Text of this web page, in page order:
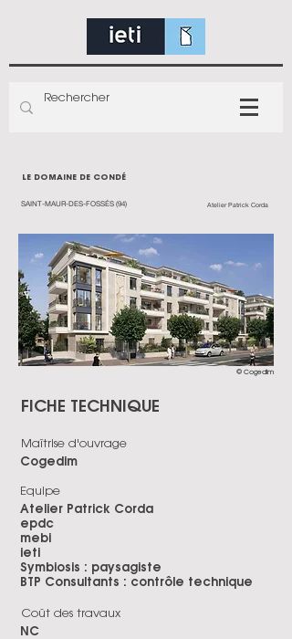
LE DOMAINE DE CONDÉ
SAINT-MAUR-DES-FOSSÉS (94) Atelier Patrick Corda
© Cogedim
FICHE TECHNIQUE
Maîtrise d'ouvrage
Cogedim
Equipe
Atelier Patrick Corda
epdc
mebi
ieti
Symbiosis : paysagiste
BTP Consultants : contrôle technique
Coût des travaux
NC